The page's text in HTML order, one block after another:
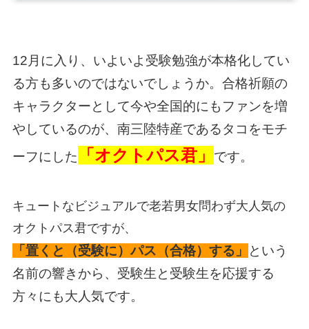
12月に入り、いよいよ受験勉強が本格化してい
る方も多いのではないでしょうか。 合格祈願の
キャラクターとして今や全国的にもファンを増
やしているのが、南三陸特産であるタコをモチ
ーフにした
「オクトパス君」 です。
キュートなビジュアルで老若男女問わず大人気の
オクトパス君ですが、
「置くと（受験に）パス（合格）する」
という
名前の響きから、受験生と受験生を応援する
方々にも大人気です。